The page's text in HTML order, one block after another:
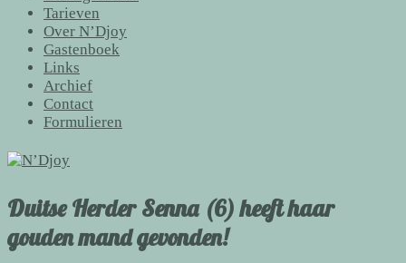
Tarieven
Over N’Djoy
Gastenboek
Links
Archief
Contact
Formulieren
Duitse Herder Senna (6) heeft haar
gouden mand gevonden!